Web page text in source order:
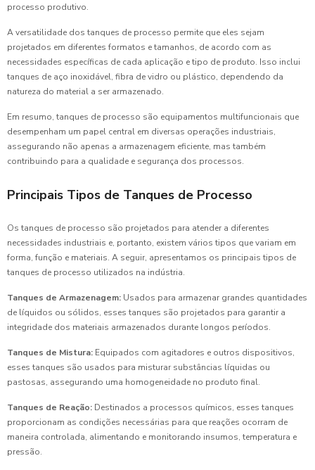
processo produtivo.
A versatilidade dos tanques de processo permite que eles sejam
projetados em diferentes formatos e tamanhos, de acordo com as
necessidades específicas de cada aplicação e tipo de produto. Isso inclui
tanques de aço inoxidável, fibra de vidro ou plástico, dependendo da
natureza do material a ser armazenado.
Em resumo, tanques de processo são equipamentos multifuncionais que
desempenham um papel central em diversas operações industriais,
assegurando não apenas a armazenagem eficiente, mas também
contribuindo para a qualidade e segurança dos processos.
Principais Tipos de Tanques de Processo
Os tanques de processo são projetados para atender a diferentes
necessidades industriais e, portanto, existem vários tipos que variam em
forma, função e materiais. A seguir, apresentamos os principais tipos de
tanques de processo utilizados na indústria.
Tanques de Armazenagem: Usados para armazenar grandes quantidades
de líquidos ou sólidos, esses tanques são projetados para garantir a
integridade dos materiais armazenados durante longos períodos.
Tanques de Mistura: Equipados com agitadores e outros dispositivos,
esses tanques são usados para misturar substâncias líquidas ou
pastosas, assegurando uma homogeneidade no produto final.
Tanques de Reação: Destinados a processos químicos, esses tanques
proporcionam as condições necessárias para que reações ocorram de
maneira controlada, alimentando e monitorando insumos, temperatura e
pressão.